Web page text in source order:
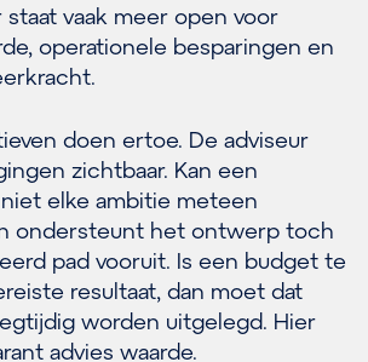
vaak meer open voor
operationele besparingen en
doen ertoe. De adviseur
zichtbaar. Kan een
elke ambitie meteen
ondersteunt het ontwerp toch
pad vooruit. Is een budget te
resultaat, dan moet dat
worden uitgelegd. Hier
advies waarde.